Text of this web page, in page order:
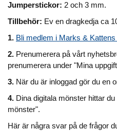
Jumperstickor: 2 och 3 mm.
Tillbehör: Ev en dragkedja ca
1. Bli medlem i Marks &
2. Prenumerera på vårt
prenumerera under "Mina
3. När du är inloggad gör du en
4. Dina digitala mönster hittar
mönster".
Här är några svar på de frågor